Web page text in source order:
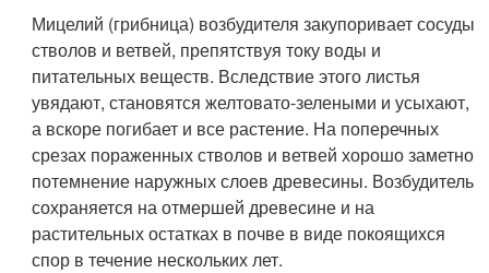
Мицелий (грибница) возбудителя закупоривает сосуды
стволов и ветвей, препятствуя току воды и
питательных веществ. Вследствие этого листья
увядают, становятся желтовато-зелеными и усыхают,
а вскоре погибает и все растение. На поперечных
срезах пораженных стволов и ветвей хорошо заметно
потемнение наружных слоев древесины. Возбудитель
сохраняется на отмершей древесине и на
растительных остатках в почве в виде покоящихся
спор в течение нескольких лет.